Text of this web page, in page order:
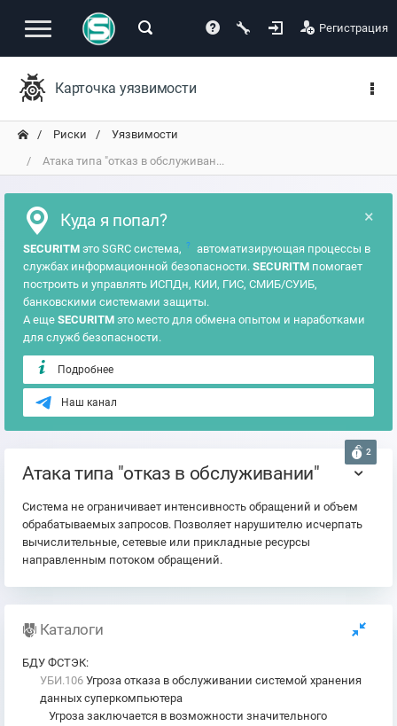
Регистрация
Карточка уязвимости
Риски
Уязвимости
Атака типа "отказ в обслуживан...
×
Куда я попал?
SECURITM это SGRC система, ?
автоматизирующая процессы в
службах информационной безопасности. SECURITM помогает
построить и управлять ИСПДн, КИИ, ГИС, СМИБ/СУИБ,
банковскими системами защиты.
А еще SECURITM это место для обмена опытом и наработками
для служб безопасности.
Подробнее
Наш канал
2
Атака типа "отказ в обслуживании"
Система не ограничивает интенсивность обращений и объем
обрабатываемых запросов. Позволяет нарушителю исчерпать
вычислительные, сетевые или прикладные ресурсы
направленным потоком обращений.
Каталоги
БДУ ФСТЭК:
УБИ.106 Угроза отказа в обслуживании системой хранения
данных суперкомпьютера
Угроза заключается в возможности значительного